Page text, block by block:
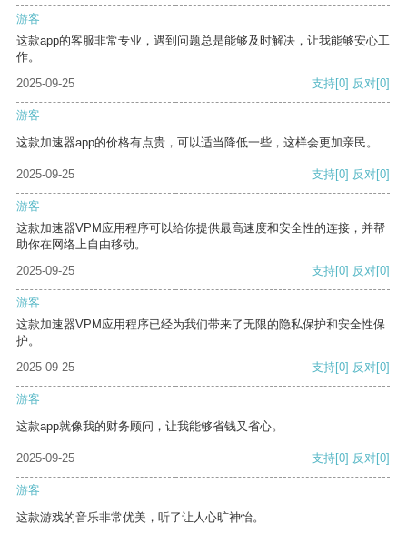
游客
这款app的客服非常专业，遇到问题总是能够及时解决，让我能够安心工
作。
2025-09-25
支持[0] 反对[0]
游客
这款加速器app的价格有点贵，可以适当降低一些，这样会更加亲民。
2025-09-25 支持[0] 反对[0]
游客
这款加速器VPM应用程序可以给你提供最高速度和安全性的连接，并帮
助你在网络上自由移动。
2025-09-25
支持[0] 反对[0]
游客
这款加速器VPM应用程序已经为我们带来了无限的隐私保护和安全性保
护。
2025-09-25
支持[0] 反对[0]
游客
这款app就像我的财务顾问，让我能够省钱又省心。
2025-09-25 支持[0] 反对[0]
游客
这款游戏的音乐非常优美，听了让人心旷神怡。